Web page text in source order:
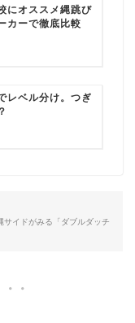
にオススメ縄跳び
カーで徹底比較
レベル分け。つぎ
イドがみる「ダブルダッチ